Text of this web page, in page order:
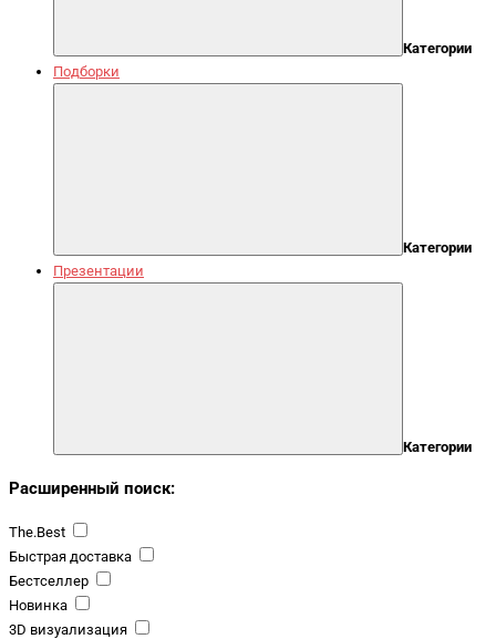
Категории
Подборки
Категории
Презентации
Категории
Расширенный поиск:
The.Best
Быстрая доставка
Бестселлер
Новинка
3D визуализация